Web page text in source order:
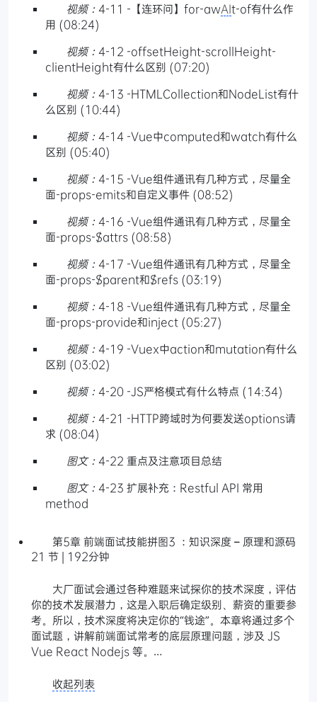
视频： 4-11 -【连环问】for-awAIt-of有什么作
用 (08:24)
视频： 4-12 -offsetHeight-scrollHeight-
clientHeight有什么区别 (07:20)
视频： 4-13 -HTMLCollection和NodeList有什
么区别 (10:44)
视频： 4-14 -Vue中computed和watch有什么
区别 (05:40)
视频： 4-15 -Vue组件通讯有几种方式，尽量全
面-props-emits和自定义事件 (08:52)
视频： 4-16 -Vue组件通讯有几种方式，尽量全
面-props-$attrs (08:58)
视频： 4-17 -Vue组件通讯有几种方式，尽量全
面-props-$parent和$refs (03:19)
视频： 4-18 -Vue组件通讯有几种方式，尽量全
面-props-provide和inject (05:27)
视频： 4-19 -Vuex中action和mutation有什么
区别 (03:02)
视频： 4-20 -JS严格模式有什么特点 (14:34)
视频： 4-21 -HTTP跨域时为何要发送options请
求 (08:04)
图文： 4-22 重点及注意项目总结
图文： 4-23 扩展补充：Restful API 常用
method
第5章 前端面试技能拼图3 ：知识深度 – 原理和源码
21 节 | 192分钟
大厂面试会通过各种难题来试探你的技术深度，评估
你的技术发展潜力，这是入职后确定级别、薪资的重要参
考。所以，技术深度将决定你的“钱途”。本章将通过多个
面试题，讲解前端面试常考的底层原理问题，涉及 JS
Vue React Nodejs 等。…
收起列表